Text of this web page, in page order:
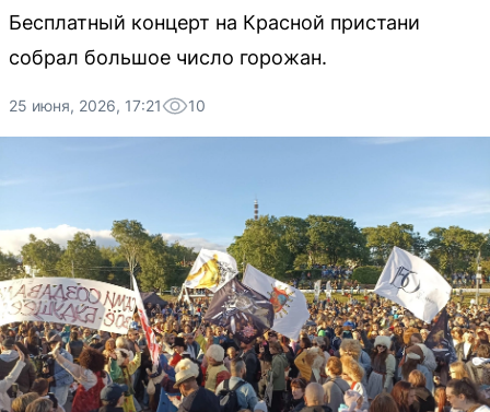
Бесплатный концерт на Красной пристани
собрал большое число горожан.
25 июня, 2026, 17:21 10